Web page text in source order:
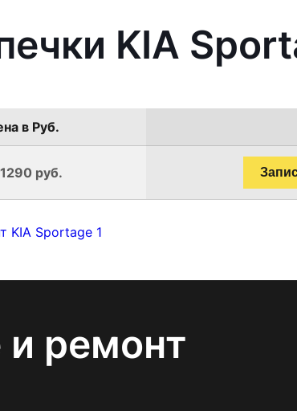
KIA
в Руб.
руб.
KIA Sportage 1
и ремонт